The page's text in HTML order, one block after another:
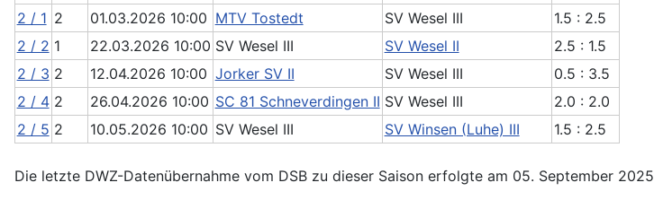
2 / 1 2 01.03.2026 10:00 MTV Tostedt SV Wesel III
1.5 : 2.5
2 / 2 1 22.03.2026 10:00 SV Wesel III SV Wesel II
2.5 : 1.5
2 / 3 2 12.04.2026 10:00 Jorker SV II SV Wesel III
0.5 : 3.5
2 / 4 2 26.04.2026 10:00 SC 81 Schneverdingen II SV Wesel III
2.0 : 2.0
2 / 5 2 10.05.2026 10:00 SV Wesel III SV Winsen (Luhe) III 1.5 : 2.5
Die letzte DWZ-Datenübernahme vom DSB zu dieser Saison erfolgte am 05. September 2025